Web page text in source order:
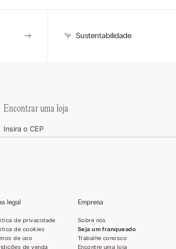
Sustentabilidade
Encontrar uma loja
legal
de privacidade
de cookies
de uso
de venda
Empresa
Sobre nós
Seja um franqueado
Trabalhe conosco
Encontre uma loja